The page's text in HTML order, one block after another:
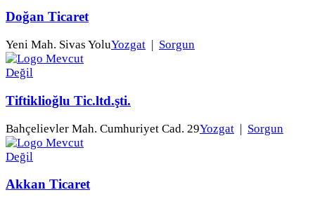
Doğan Ticaret
Yeni Mah. Sivas YoluYozgat | Sorgun
Tiftiklioğlu Tic.ltd.şti.
Bahçelievler Mah. Cumhuriyet Cad. 29Yozgat | Sorgun
Akkan Ticaret